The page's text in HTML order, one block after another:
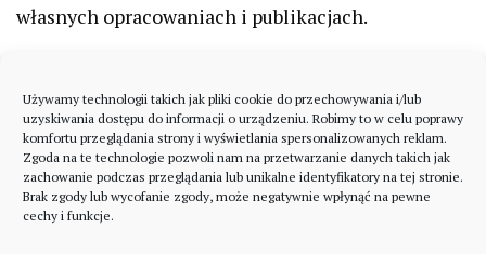
Używamy technologii takich jak pliki cookie do przechowywania i/lub
uzyskiwania dostępu do informacji o urządzeniu. Robimy to w celu poprawy
komfortu przeglądania strony i wyświetlania spersonalizowanych reklam.
Zgoda na te technologie pozwoli nam na przetwarzanie danych takich jak
zachowanie podczas przeglądania lub unikalne identyfikatory na tej stronie.
Brak zgody lub wycofanie zgody, może negatywnie wpłynąć na pewne
cechy i funkcje.
własnych opracowaniach i publikacjach.